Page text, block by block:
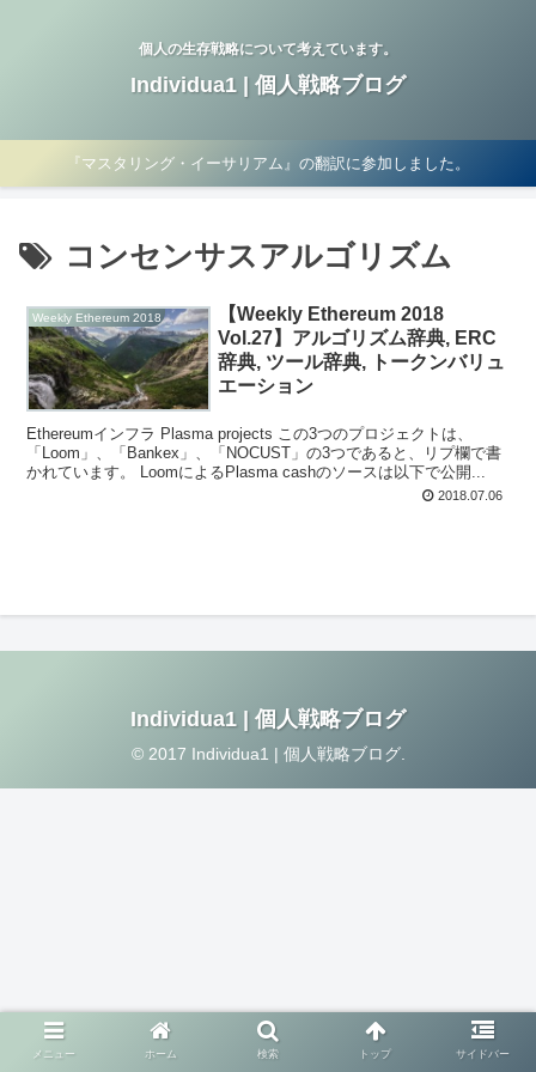
個人の生存戦略について考えています。
Individua1 | 個人戦略ブログ
『マスタリング・イーサリアム』の翻訳に参加しました。
コンセンサスアルゴリズム
Weekly Ethereum 2018
【Weekly Ethereum 2018
Vol.27】アルゴリズム辞典, ERC
辞典, ツール辞典, トークンバリュ
エーション
Ethereumインフラ Plasma projects この3つのプロジェクトは、
「Loom」、「Bankex」、「NOCUST」の3つであると、リプ欄で書
かれています。 LoomによるPlasma cashのソースは以下で公開...
2018.07.06
Individua1 | 個人戦略ブログ
© 2017 Individua1 | 個人戦略ブログ.
メニュー ホーム 検索 トップ サイドバー